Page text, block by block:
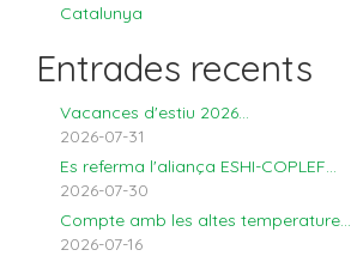
Catalunya
Entrades recents
Vacances d'estiu 2026...
2026-07-31
Es referma l'aliança ESHI-COPLEF...
2026-07-30
Compte amb les altes temperature...
2026-07-16